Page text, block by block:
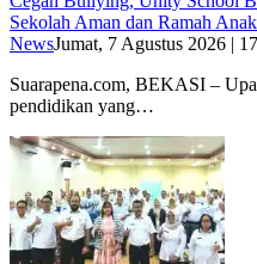
Sekolah Aman dan Ramah Anak
NewsJumat, 7 Agustus 2026 |
Suarapena.com, BEKASI –
pendidikan yang…